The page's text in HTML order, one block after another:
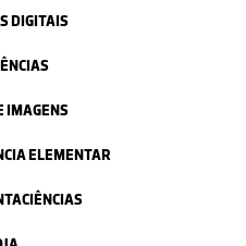
DIGITAIS
IMAGENS
ELEMENTAR